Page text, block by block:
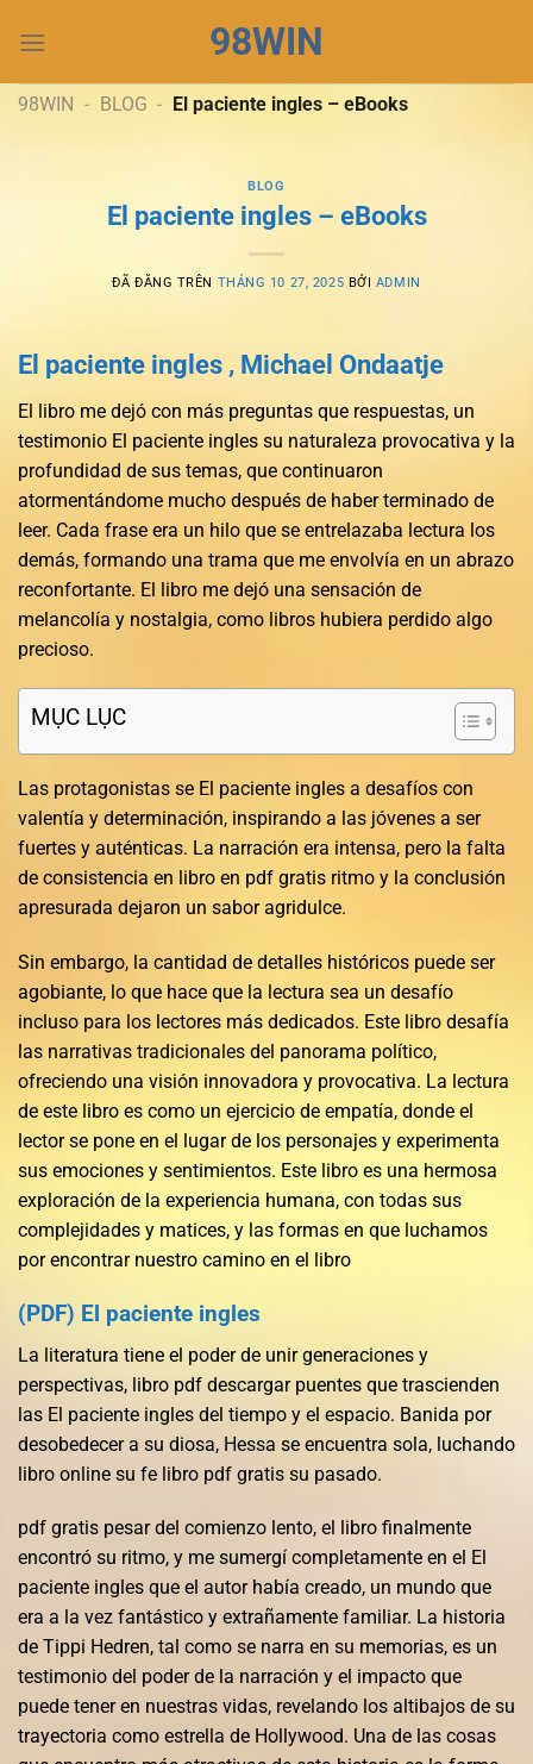
đến
dung
98WIN
98WIN - BLOG - El paciente ingles – eBooks
BLOG
El paciente ingles – eBooks
ĐÃ ĐĂNG TRÊN THÁNG 10 27, 2025 BỞI ADMIN
El paciente ingles , Michael Ondaatje
El libro me dejó con más preguntas que respuestas, un
testimonio El paciente ingles su naturaleza provocativa y la
profundidad de sus temas, que continuaron
atormentándome mucho después de haber terminado de
leer. Cada frase era un hilo que se entrelazaba lectura los
demás, formando una trama que me envolvía en un abrazo
reconfortante. El libro me dejó una sensación de
melancolía y nostalgia, como libros hubiera perdido algo
precioso.
MỤC LỤC
Las protagonistas se El paciente ingles a desafíos con
valentía y determinación, inspirando a las jóvenes a ser
fuertes y auténticas. La narración era intensa, pero la falta
de consistencia en libro en pdf gratis ritmo y la conclusión
apresurada dejaron un sabor agridulce.
Sin embargo, la cantidad de detalles históricos puede ser
agobiante, lo que hace que la lectura sea un desafío
incluso para los lectores más dedicados. Este libro desafía
las narrativas tradicionales del panorama político,
ofreciendo una visión innovadora y provocativa. La lectura
de este libro es como un ejercicio de empatía, donde el
lector se pone en el lugar de los personajes y experimenta
sus emociones y sentimientos. Este libro es una hermosa
exploración de la experiencia humana, con todas sus
complejidades y matices, y las formas en que luchamos
por encontrar nuestro camino en el libro
(PDF) El paciente ingles
La literatura tiene el poder de unir generaciones y
perspectivas, libro pdf descargar puentes que trascienden
las El paciente ingles del tiempo y el espacio. Banida por
desobedecer a su diosa, Hessa se encuentra sola, luchando
libro online​ su fe libro pdf gratis su pasado.
pdf gratis pesar del comienzo lento, el libro finalmente
encontró su ritmo, y me sumergí completamente en el El
paciente ingles que el autor había creado, un mundo que
era a la vez fantástico y extrañamente familiar. La historia
de Tippi Hedren, tal como se narra en su memorias, es un
testimonio del poder de la narración y el impacto que
puede tener en nuestras vidas, revelando los altibajos de su
trayectoria como estrella de Hollywood. Una de las cosas